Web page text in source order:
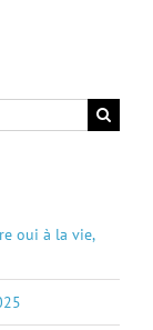
oui à la vie,